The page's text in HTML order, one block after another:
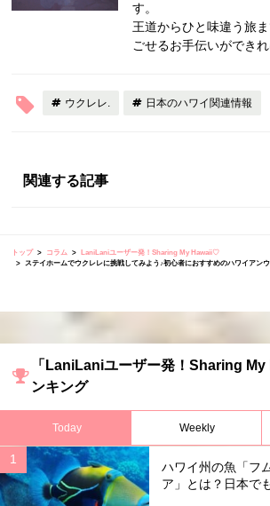
す。
王道からひと味違う旅
ごせるお手伝いができれ
ウクレレ. 日本のハワイ関連情報
関連する記事
トップ コラム
LaniLaniユーザー発！Sharing My Hawaii♡
ステイホームでウクレレに挑戦してみよう♪初心者におすすめのハワイアン
「LaniLaniユーザー発！Sharing
ンキング
Today Weekly
ハワイ州の魚「フ
ア」とは？日本で